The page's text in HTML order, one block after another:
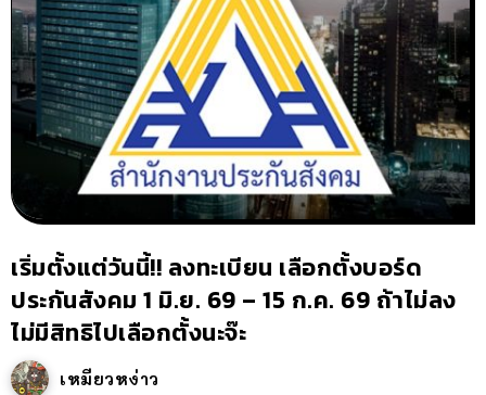
เริ่มตั้งแต่วันนี้!! ลงทะเบียน เลือกตั้งบอร์ด
ประกันสังคม 1 มิ.ย. 69 – 15 ก.ค. 69 ถ้าไม่ลง
ไม่มีสิทธิไปเลือกตั้งนะจ๊ะ
เหมียวหง่าว